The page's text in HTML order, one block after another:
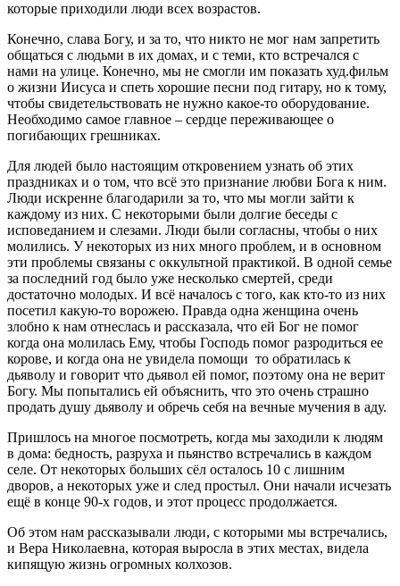
которые приходили люди всех возрастов.
Конечно, слава Богу, и за то, что никто не мог нам запретить
общаться с людьми в их домах, и с теми, кто встречался с
нами на улице. Конечно, мы не смогли им показать худ.фильм
о жизни Иисуса и спеть хорошие песни под гитару, но к тому,
чтобы свидетельствовать не нужно какое-то оборудование.
Необходимо самое главное – сердце переживающее о
погибающих грешниках.
Для людей было настоящим откровением узнать об этих
праздниках и о том, что всё это признание любви Бога к ним.
Люди искренне благодарили за то, что мы могли зайти к
каждому из них. С некоторыми были долгие беседы с
исповеданием и слезами. Люди были согласны, чтобы о них
молились. У некоторых из них много проблем, и в основном
эти проблемы связаны с оккультной практикой. В одной семье
за последний год было уже несколько смертей, среди
достаточно молодых. И всё началось с того, как кто-то из них
посетил какую-то ворожею. Правда одна женщина очень
злобно к нам отнеслась и рассказала, что ей Бог не помог
когда она молилась Ему, чтобы Господь помог разродиться ее
корове, и когда она не увидела помощи то обратилась к
дьяволу и говорит что дьявол ей помог, поэтому она не верит
Богу. Мы попытались ей объяснить, что это очень страшно
продать душу дьяволу и обречь себя на вечные мучения в аду.
Пришлось на многое посмотреть, когда мы заходили к людям
в дома: бедность, разруха и пьянство встречались в каждом
селе. От некоторых больших сёл осталось 10 с лишним
дворов, а некоторых уже и след простыл. Они начали исчезать
ещё в конце 90-х годов, и этот процесс продолжается.
Об этом нам рассказывали люди, с которыми мы встречались,
и Вера Николаевна, которая выросла в этих местах, видела
кипящую жизнь огромных колхозов.